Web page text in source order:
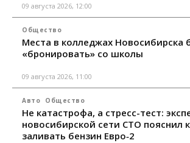
09 августа 2026, 12:00
Общество
Места в колледжах Новосибирска
«бронировать» со школы
09 августа 2026, 11:00
Авто Общество
Не катастрофа, а стресс-тест:
новосибирской сети СТО пояснил
заливать бензин Евро‑2